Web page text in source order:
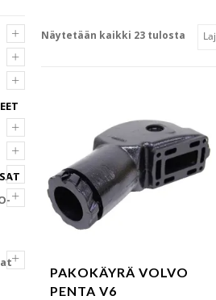
+
+
+
+
+
–
+
+
Näytetään kaikki 23 tulosta
PAKOKÄYRÄ VOLVO
PENTA V6